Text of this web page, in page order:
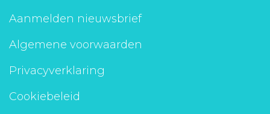
Aanmelden nieuwsbrief
Algemene voorwaarden
Privacyverklaring
Cookiebeleid